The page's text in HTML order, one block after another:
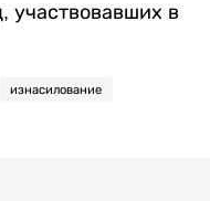
участвовавших в
изнасилование